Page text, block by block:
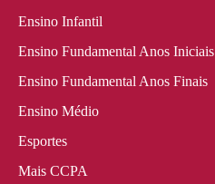
Ensino Infantil
Ensino Fundamental Anos Iniciais
Ensino Fundamental Anos Finais
Ensino Médio
Esportes
Mais CCPA